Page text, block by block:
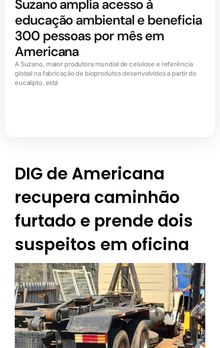
Suzano amplia acesso à
educação ambiental e beneficia
300 pessoas por mês em
Americana
A Suzano, maior produtora mundial de celulose e referência
global na fabricação de bioprodutos desenvolvidos a partir do
eucalipto, está
DIG de Americana
recupera caminhão
furtado e prende dois
suspeitos em oficina